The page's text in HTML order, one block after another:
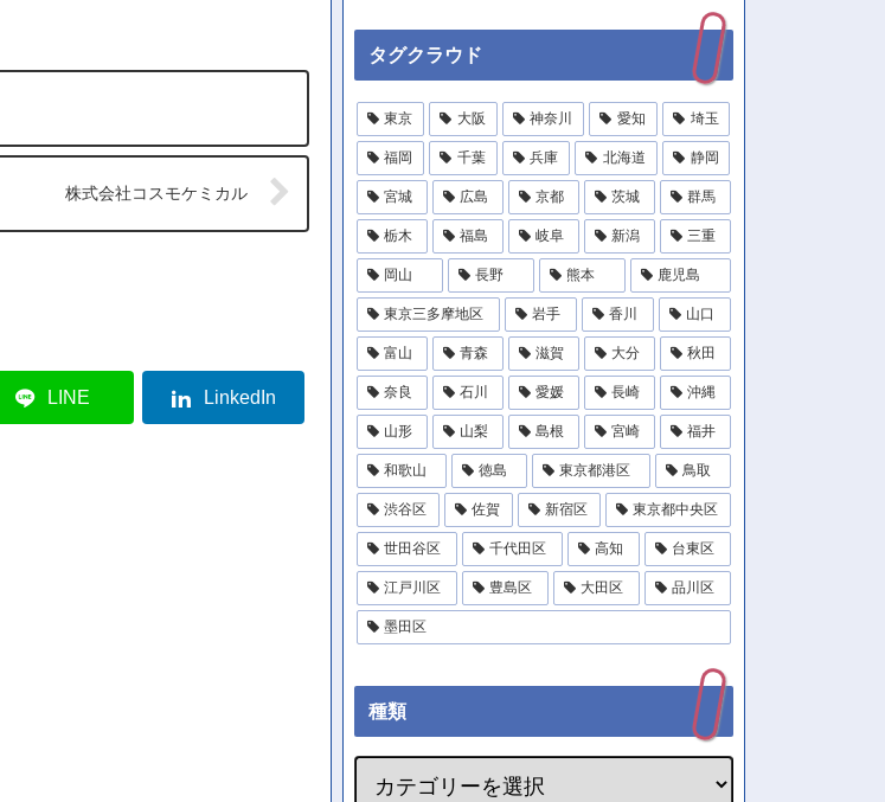
株式会社コスモケミカル
LINE LinkedIn
タグクラウド
東京 大阪 神奈川 愛知 埼玉
福岡 千葉 兵庫 北海道 静岡
宮城 広島 京都 茨城 群馬
栃木 福島 岐阜 新潟 三重
岡山 長野 熊本 鹿児島
東京三多摩地区 岩手 香川 山口
富山 青森 滋賀 大分 秋田
奈良 石川 愛媛 長崎 沖縄
山形 山梨 島根 宮崎 福井
和歌山 徳島 東京都港区 鳥取
渋谷区 佐賀 新宿区 東京都中央区
世田谷区 千代田区 高知 台東区
江戸川区 豊島区 大田区 品川区
墨田区
種類